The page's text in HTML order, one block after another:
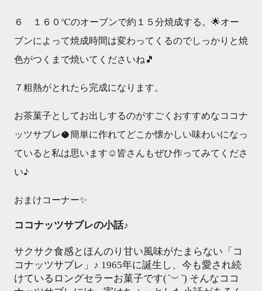
６ １６０℃のオーブンで約１５分焼成する。🌟オー
ブンによって焼成時間は変わってくるのでしっかりと焼
色がつくまで焼いてくださいね🎵
７粗熱がとれたら完成になります。
お茶菓子としてお出しするのがすごくおすすめなココナ
ッツサブレ🥥簡単に作れてどこか懐かしい味わいになっ
ていると私は思います☺️皆さんもぜひ作ってみてくださ
い♪
おまけコーナー✨
ココナッツサブレの小話♪
サクサク食感とほんのり甘い風味がたまらない「コ
コナッツサブレ」♪ 1965年に誕生し、今も愛され続
けているロングセラーお菓子です(´︶ `) そんなココ